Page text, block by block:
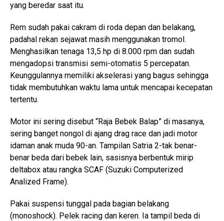
yang beredar saat itu.
Rem sudah pakai cakram di roda depan dan belakang,
padahal rekan sejawat masih menggunakan tromol.
Menghasilkan tenaga 13,5 hp di 8.000 rpm dan sudah
mengadopsi transmisi semi-otomatis 5 percepatan.
Keunggulannya memiliki akselerasi yang bagus sehingga
tidak membutuhkan waktu lama untuk mencapai kecepatan
tertentu.
Motor ini sering disebut “Raja Bebek Balap” di masanya,
sering banget nongol di ajang drag race dan jadi motor
idaman anak muda 90-an. Tampilan Satria 2-tak benar-
benar beda dari bebek lain, sasisnya berbentuk mirip
deltabox atau rangka SCAF (Suzuki Computerized
Analized Frame).
Pakai suspensi tunggal pada bagian belakang
(monoshock). Pelek racing dan keren. Ia tampil beda di